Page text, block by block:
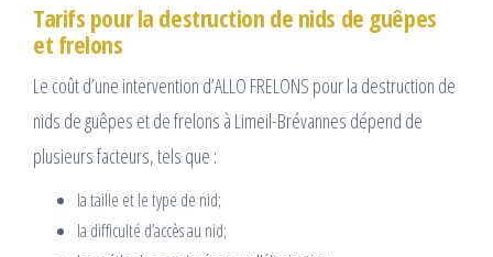
Tarifs pour la destruction de nids de guêpes
et frelons
Le coût d’une intervention d’ALLO FRELONS pour la destruction de
nids de guêpes et de frelons à Limeil-Brévannes dépend de
plusieurs facteurs, tels que :
la taille et le type de nid;
la difficulté d’accès au nid;